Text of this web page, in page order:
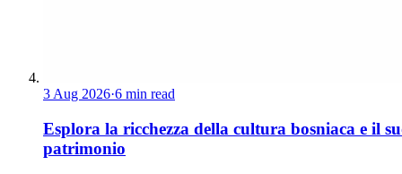
3 Aug 2026·6 min read
Esplora la ricchezza della cultura bosniaca e il
patrimonio